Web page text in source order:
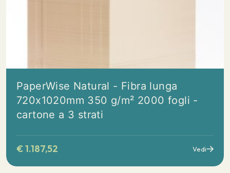
PaperWise Natural - Fibra lunga
720x1020mm 350 g/m² 2000 fogli -
cartone a 3 strati
€1.187,52 Vedi